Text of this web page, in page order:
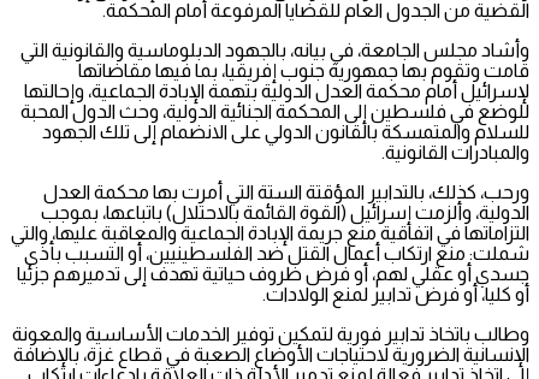
القضية من الجدول العام للقضايا المرفوعة أمام المحكمة.
وأشاد مجلس الجامعة، في بيانه، بالجهود الدبلوماسية والقانونية التي
قامت وتقوم بها جمهورية جنوب إفريقيا، بما فيها مقاضاتها
لإسرائيل أمام محكمة العدل الدولية بتهمة الإبادة الجماعية، وإحالتها
للوضع في فلسطين إلى المحكمة الجنائية الدولية، وحث الدول المحبة
للسلام والمتمسكة بالقانون الدولي على الانضمام إلى تلك الجهود
والمبادرات القانونية.
ورحب، كذلك، بالتدابير المؤقتة الستة التي أمرت بها محكمة العدل
الدولية، وألزمت إسرائيل (القوة القائمة بالاحتلال) باتباعها، بموجب
التزاماتها في اتفاقية منع جريمة الإبادة الجماعية والمعاقبة عليها، والتي
شملت: منع ارتكاب أعمال القتل ضد الفلسطينيين، أو التسبب بأذى
جسدي أو عقلي لهم، أو فرض ظروف حياتية تهدف إلى تدميرهم جزئيا
أو كليا، أو فرض تدابير لمنع الولادات.
وطالب باتخاذ تدابير فورية لتمكين توفير الخدمات الأساسية والمعونة
الإنسانية الضرورية لاحتياجات الأوضاع الصعبة في قطاع غزة، بالإضافة